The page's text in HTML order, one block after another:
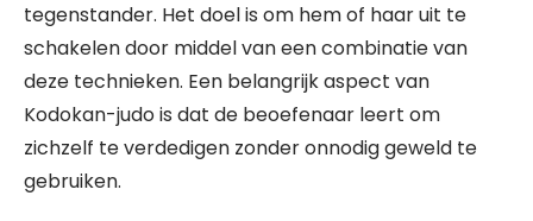
tegenstander. Het doel is om hem of haar uit te
schakelen door middel van een combinatie van
deze technieken. Een belangrijk aspect van
Kodokan-judo is dat de beoefenaar leert om
zichzelf te verdedigen zonder onnodig geweld te
gebruiken.